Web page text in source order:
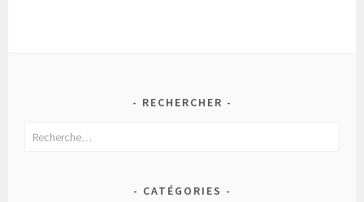
RECHERCHER
Rechercher :
CATÉGORIES